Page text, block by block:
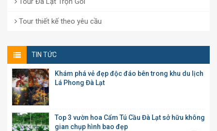
Tour thiết kế theo yêu cầu
TIN TỨC
Khám phá vẻ đẹp độc đáo bên trong khu du lịch
Lá Phong Đà Lạt
Top 3 vườn hoa Cẩm Tú Cầu Đà Lạt sở hữu không
gian chụp hình bao đẹp